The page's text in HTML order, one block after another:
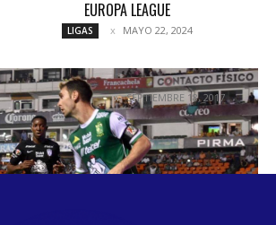
EUROPA LEAGUE
LIGAS MAYO 22, 2024
A RITMO DE «MATADOR»
COLUMNETAS SEPTIEMBRE 18, 2017